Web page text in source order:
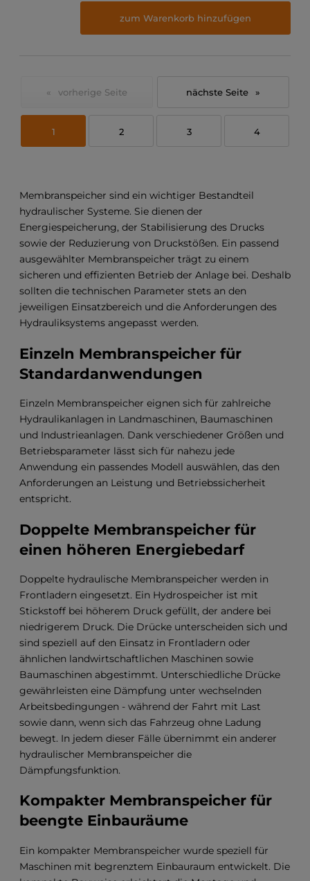
zum Warenkorb hinzufügen
«
1 2 3 4
»
Membranspeicher sind ein wichtiger Bestandteil
hydraulischer Systeme. Sie dienen der
Energiespeicherung, der Stabilisierung des Drucks
sowie der Reduzierung von Druckstößen. Ein passend
ausgewählter Membranspeicher trägt zu einem
sicheren und effizienten Betrieb der Anlage bei. Deshalb
sollten die technischen Parameter stets an den
jeweiligen Einsatzbereich und die Anforderungen des
Hydrauliksystems angepasst werden.
Einzeln Membranspeicher für
Standardanwendungen
Einzeln Membranspeicher eignen sich für zahlreiche
Hydraulikanlagen in Landmaschinen, Baumaschinen
und Industrieanlagen. Dank verschiedener Größen und
Betriebsparameter lässt sich für nahezu jede
Anwendung ein passendes Modell auswählen, das den
Anforderungen an Leistung und Betriebssicherheit
entspricht.
Doppelte Membranspeicher für
einen höheren Energiebedarf
Doppelte hydraulische Membranspeicher werden in
Frontladern eingesetzt. Ein Hydrospeicher ist mit
Stickstoff bei höherem Druck gefüllt, der andere bei
niedrigerem Druck. Die Drücke unterscheiden sich und
sind speziell auf den Einsatz in Frontladern oder
ähnlichen landwirtschaftlichen Maschinen sowie
Baumaschinen abgestimmt. Unterschiedliche Drücke
gewährleisten eine Dämpfung unter wechselnden
Arbeitsbedingungen - während der Fahrt mit Last
sowie dann, wenn sich das Fahrzeug ohne Ladung
bewegt. In jedem dieser Fälle übernimmt ein anderer
hydraulischer Membranspeicher die
Dämpfungsfunktion.
Kompakter Membranspeicher für
beengte Einbauräume
Ein kompakter Membranspeicher wurde speziell für
Maschinen mit begrenztem Einbauraum entwickelt. Die